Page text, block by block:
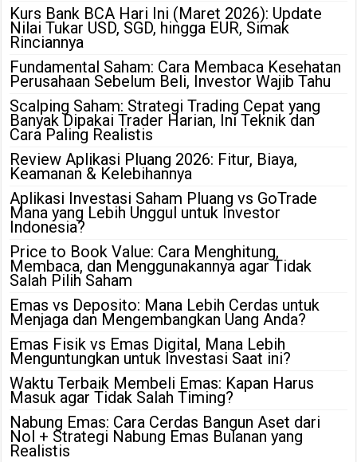
Kurs Bank BCA Hari Ini (Maret 2026): Update
Nilai Tukar USD, SGD, hingga EUR, Simak
Rinciannya
Fundamental Saham: Cara Membaca Kesehatan
Perusahaan Sebelum Beli, Investor Wajib Tahu
Scalping Saham: Strategi Trading Cepat yang
Banyak Dipakai Trader Harian, Ini Teknik dan
Cara Paling Realistis
Review Aplikasi Pluang 2026: Fitur, Biaya,
Keamanan & Kelebihannya
Aplikasi Investasi Saham Pluang vs GoTrade
Mana yang Lebih Unggul untuk Investor
Indonesia?
Price to Book Value: Cara Menghitung,
Membaca, dan Menggunakannya agar Tidak
Salah Pilih Saham
Emas vs Deposito: Mana Lebih Cerdas untuk
Menjaga dan Mengembangkan Uang Anda?
Emas Fisik vs Emas Digital, Mana Lebih
Menguntungkan untuk Investasi Saat ini?
Waktu Terbaik Membeli Emas: Kapan Harus
Masuk agar Tidak Salah Timing?
Nabung Emas: Cara Cerdas Bangun Aset dari
Nol + Strategi Nabung Emas Bulanan yang
Realistis